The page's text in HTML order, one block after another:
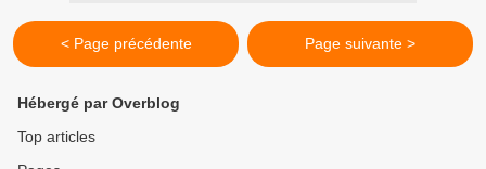
< Page précédente Page suivante >
Hébergé par Overblog
Top articles